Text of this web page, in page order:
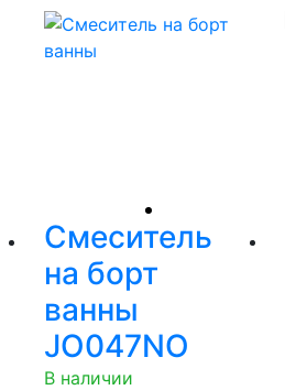
Смеситель
на борт
ванны
JO047NO
В наличии